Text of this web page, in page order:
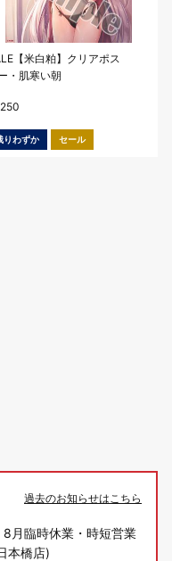
【米白粕】クリアポス
・肌寒い朝
りわずか セール
過去のお知らせはこちら
8月臨時休業・時短営業
本橋店)